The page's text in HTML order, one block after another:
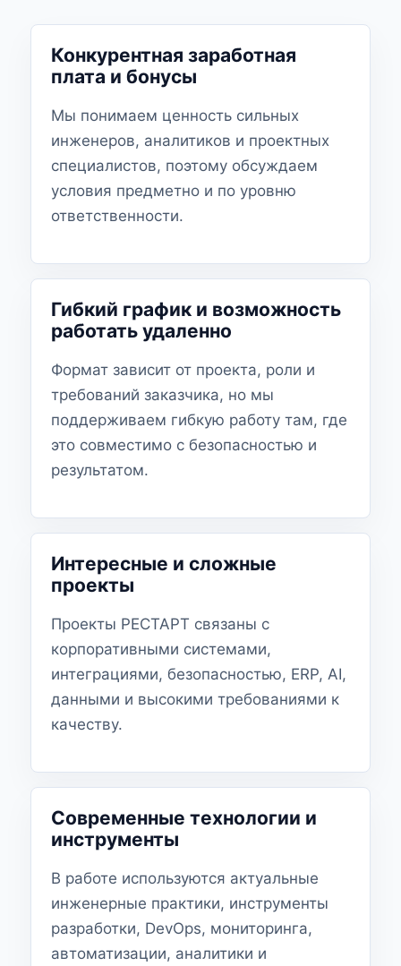
Конкурентная заработная
плата и бонусы
Мы понимаем ценность сильных
инженеров, аналитиков и проектных
специалистов, поэтому обсуждаем
условия предметно и по уровню
ответственности.
Гибкий график и возможность
работать удаленно
Формат зависит от проекта, роли и
требований заказчика, но мы
поддерживаем гибкую работу там, где
это совместимо с безопасностью и
результатом.
Интересные и сложные
проекты
Проекты РЕСТАРТ связаны с
корпоративными системами,
интеграциями, безопасностью, ERP, AI,
данными и высокими требованиями к
качеству.
Современные технологии и
инструменты
В работе используются актуальные
инженерные практики, инструменты
разработки, DevOps, мониторинга,
автоматизации, аналитики и